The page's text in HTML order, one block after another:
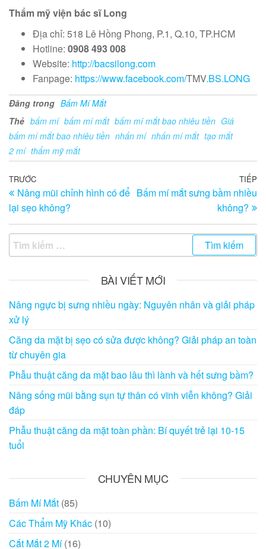
Thẩm mỹ viện bác sĩ Long
Địa chỉ: 518 Lê Hồng Phong, P.1, Q.10, TP.HCM
Hotline: 0908 493 008
Website: http://bacsilong.com
Fanpage: https://www.facebook.com/TMV.BS.LONG
Đăng trong Bấm Mí Mắt
Thẻ bấm mí bấm mí mắt bấm mí mắt bao nhiêu tiền Giá
bấm mí mắt bao nhiêu tiền nhấn mí nhấn mí mắt tạo mắt
2 mí thẩm mỹ mắt
Điều
hướng
bài
viết
Bài
trước
TRƯỚC
Nâng mũi chỉnh hình có để
lại sẹo không?
TIẾP
Bấm mí mắt sưng bầm nhiều
không?
Tìm
kiếm
BÀI VIẾT MỚI
Nâng ngực bị sưng nhiều ngày: Nguyên nhân và giải pháp
xử lý
Căng da mặt bị sẹo có sửa được không? Giải pháp an toàn
từ chuyên gia
Phẫu thuật căng da mặt bao lâu thì lành và hết sưng bầm?
Nâng sống mũi bằng sụn tự thân có vĩnh viễn không? Giải
đáp
Phẫu thuật căng da mặt toàn phần: Bí quyết trẻ lại 10-15
tuổi
CHUYÊN MỤC
Bấm Mí Mắt (85)
Các Thẩm Mỹ Khác (10)
Cắt Mắt 2 Mí(16)